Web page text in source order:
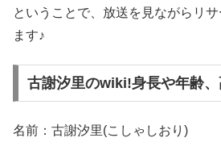
ということで、放送を見ながらリ
ます♪
古謝汐里のwiki!身長や年齢
名前：古謝汐里(こしゃしおり)